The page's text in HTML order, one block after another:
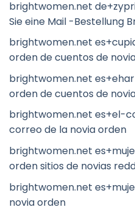
brightwomen.net
Sie eine Mail -Bestellung
brightwomen.net
orden de cuentos de
brightwomen.net
orden de cuentos de
brightwomen.net es+el-
correo de la novia orden
brightwomen.net
orden sitios de novias
brightwomen.net
novia orden